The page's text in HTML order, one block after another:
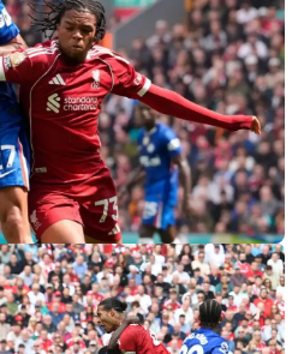
болельщики
разнесли тренеров